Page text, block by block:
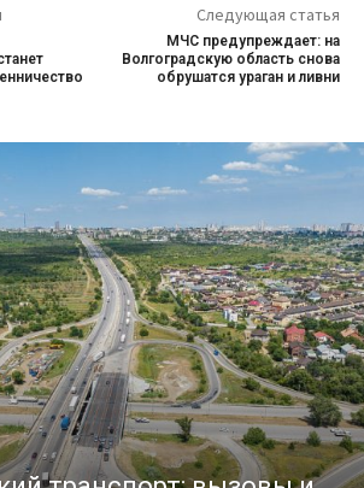
Следующая статья
МЧС предупреждает: на
Волгоградскую область снова
обрушатся ураган и ливни